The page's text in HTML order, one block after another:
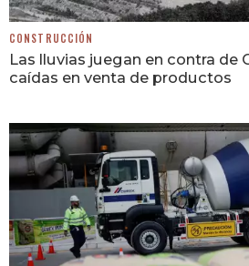
CONSTRUCCIÓN
Las lluvias juegan en contra de
caídas en venta de productos